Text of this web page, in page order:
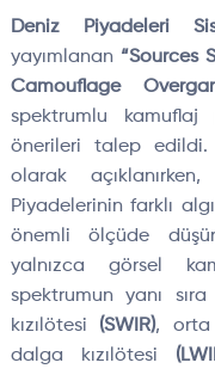
Deniz Piyadeleri
yayımlanan “Sources
Camouflage
spektrumlu
önerileri talep edildi.
olarak
Piyadelerinin farklı
önemli ölçüde
yalnızca görsel
spektrumun yanı
kızılötesi (SWIR), orta
dalga kızılötesi